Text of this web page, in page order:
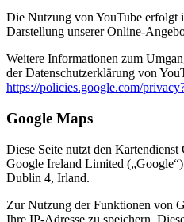
Die Nutzung von YouTube erfolgt
Darstellung unserer Online-
Weitere Informationen zum
der Datenschutzerklärung von
https://policies.google.com/
Google Maps
Diese Seite nutzt den
Google Ireland Limited
Dublin 4, Irland.
Zur Nutzung der Funktionen von
Ihre IP-Adresse zu speichern.